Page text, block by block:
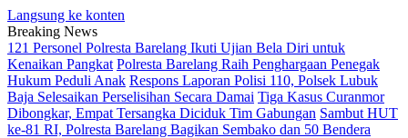
Langsung ke konten
Breaking News
121 Personel Polresta Barelang Ikuti Ujian Bela Diri untuk
Kenaikan Pangkat Polresta Barelang Raih Penghargaan Penegak
Hukum Peduli Anak Respons Laporan Polisi 110, Polsek Lubuk
Baja Selesaikan Perselisihan Secara Damai Tiga Kasus Curanmor
Dibongkar, Empat Tersangka Diciduk Tim Gabungan Sambut HUT
ke-81 RI, Polresta Barelang Bagikan Sembako dan 50 Bendera